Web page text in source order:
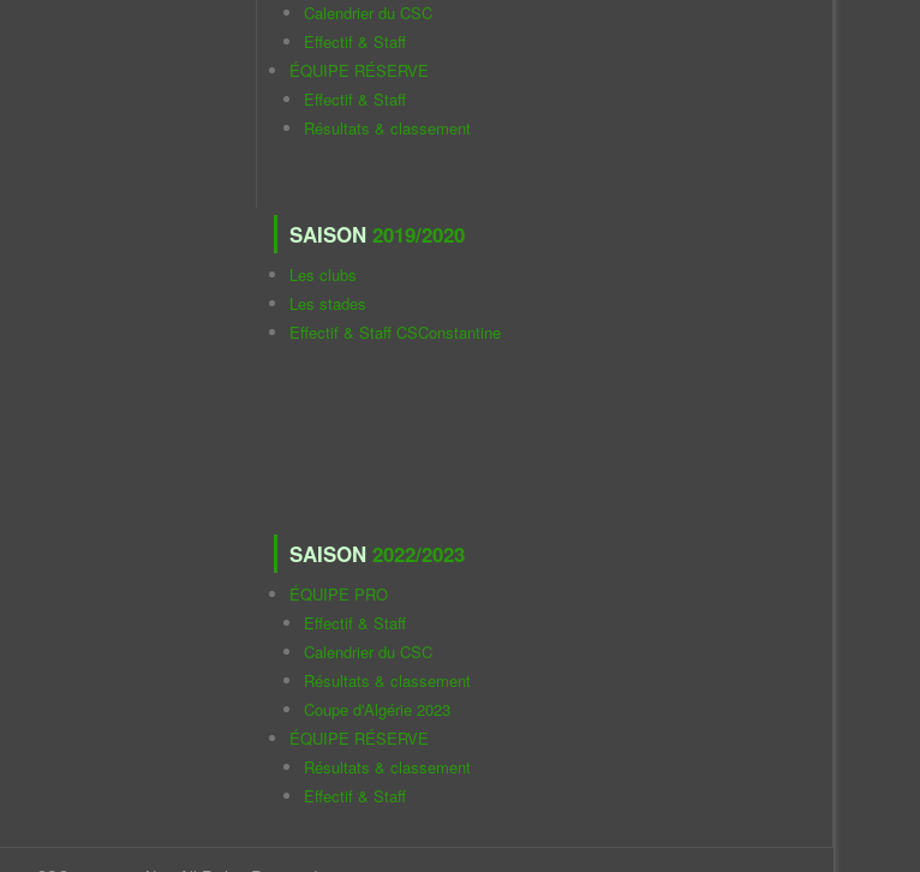
Calendrier du CSC
Effectif & Staff
ÉQUIPE RÉSERVE
Effectif & Staff
Résultats & classement
SAISON 2019/2020
Les clubs
Les stades
Effectif & Staff CSConstantine
SAISON 2022/2023
ÉQUIPE PRO
Effectif & Staff
Calendrier du CSC
Résultats & classement
Coupe d'Algérie 2023
ÉQUIPE RÉSERVE
Résultats & classement
Effectif & Staff